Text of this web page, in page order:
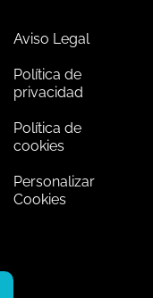
Aviso Legal
Política de
privacidad
Política de
cookies
Personalizar
Cookies